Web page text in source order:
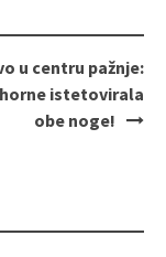
u centru pažnje:
istetovirala
obe noge!